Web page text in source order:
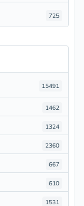
725
15491
1462
1324
2360
667
610
1531